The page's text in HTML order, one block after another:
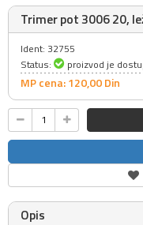
Trimer pot 3006 20,
Ident: 32755
Status:
proizvod je
MP cena: 120,00Din
Opis